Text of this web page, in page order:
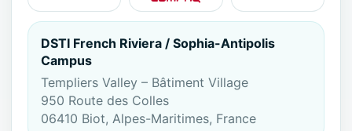
DSTI French Riviera / Sophia-Antipolis
Campus
Templiers Valley – Bâtiment Village
950 Route des Colles
06410 Biot, Alpes-Maritimes, France